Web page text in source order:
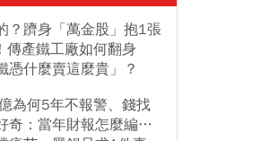
？躋身「萬金股」抱1張
傳產鐵工廠如何翻身
憑什麼賣這麼貴」？
為何5年不報警、錢找
奇：當年財報怎麼編…